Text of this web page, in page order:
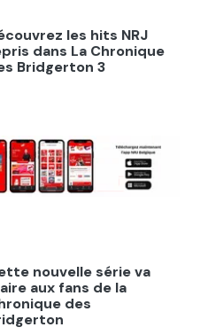
les hits NRJ
dans La Chronique
Bridgerton 3
nouvelle série va
aux fans de la
des